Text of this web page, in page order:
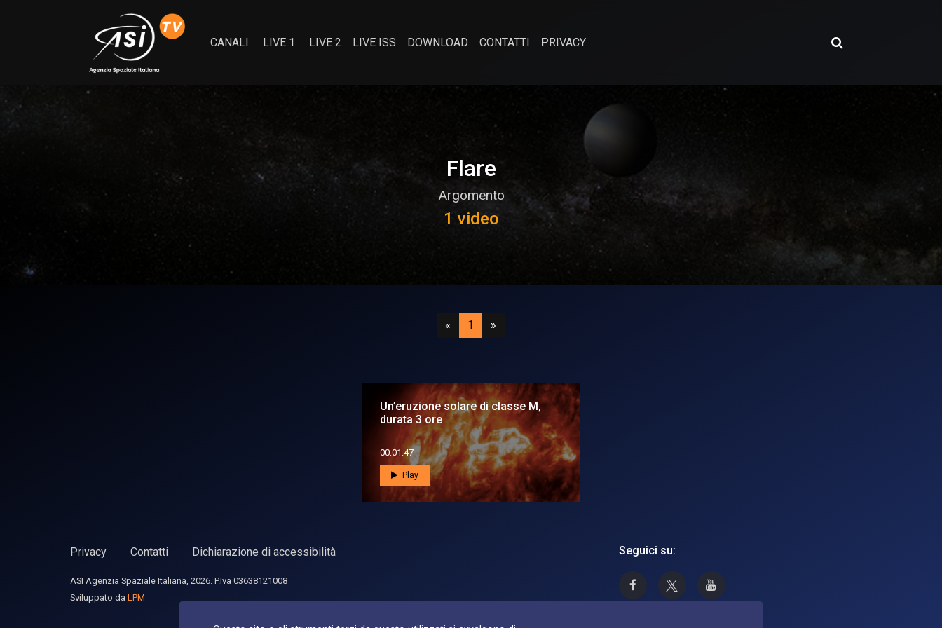
CANALI LIVE 1 LIVE 2 LIVE ISS DOWNLOAD CONTATTI PRIVACY
Flare
Argomento
1 video
« Precedente
1 (attuale)
»
Un’eruzione solare di classe M,
durata 3 ore
00:01:47
Play
Privacy Contatti Dichiarazione di accessibilità
ASI Agenzia Spaziale Italiana, 2026. P.Iva 03638121008
Sviluppato da LPM
Seguici su:
Asi su Facebook
Asi su X Canale Asi su YouTube